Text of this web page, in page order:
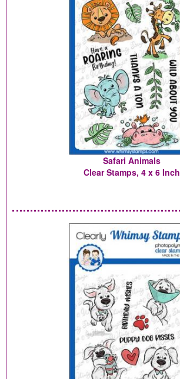
Safari Animals
Clear Stamps, 4 x 6 Inch